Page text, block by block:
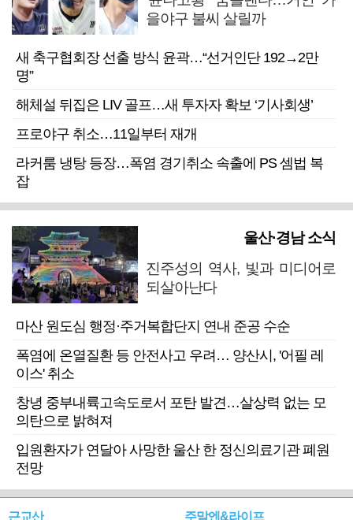
을야구 불씨 살릴까
새 축구협회장 선출 방식 윤곽…“선거인단 192→2만
명”
해체설 뒤집은 LIV 골프…새 투자자 확보 ‘기사회생’
프로야구 취소…11일부터 재개
라커룸 냉탕 등장…폭염 경기취소 속출에 PS 셈법 복
잡
울산·경남 소식
진주성의 역사, 빛과 미디어로
되살아난다
마산 원도심 행정·주거복합단지 연내 준공 수순
폭염에 온열질환 등 안전사고 우려… 양산시, '어필 레
이스' 취소
창녕 중부내륙고속도로서 포탄 발견…살상력 없는 모
의탄으로 밝혀져
입원환자가 연달아 사망한 울산 한 정신의료기관 폐원
전망
근교산 주말엔&라이프